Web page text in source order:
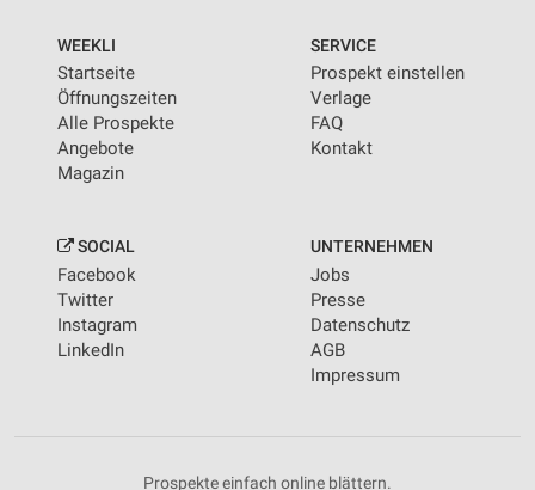
WEEKLI
Startseite
Öffnungszeiten
Alle Prospekte
Angebote
Magazin
SERVICE
Prospekt einstellen
Verlage
FAQ
Kontakt
SOCIAL
Facebook
Twitter
Instagram
LinkedIn
UNTERNEHMEN
Jobs
Presse
Datenschutz
AGB
Impressum
Prospekte einfach online blättern.